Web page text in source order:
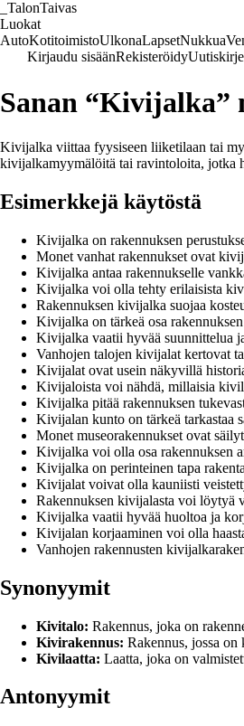
TalonTaivas
Luokat
AutoKotitoimistoUlkonaLapsetNukkua
Kirjaudu sisäänRekisteröidyUutiskirje
Sanan “Kivijalka”
Kivijalka viittaa fyysiseen liiketilaan tai
kivijalkamyymälöitä tai ravintoloita, jotka
Esimerkkejä käytöstä
Kivijalka on rakennuksen
Monet vanhat rakennukset ovat
Kivijalka antaa rakennukselle
Kivijalka voi olla tehty erilaisista
Rakennuksen kivijalka suojaa
Kivijalka on tärkeä osa
Kivijalka vaatii hyvää suunnittelua
Vanhojen talojen kivijalat kertovat
Kivijalat ovat usein näkyvillä
Kivijaloista voi nähdä, millaisia
Kivijalka pitää rakennuksen
Kivijalan kunto on tärkeä tarkastaa
Monet museorakennukset ovat
Kivijalka voi olla osa rakennuksen
Kivijalka on perinteinen tapa
Kivijalat voivat olla kauniisti
Rakennuksen kivijalasta voi löytyä
Kivijalka vaatii hyvää huoltoa ja
Kivijalan korjaaminen voi olla
Vanhojen rakennusten
Synonyymit
Kivitalo: Rakennus, joka on
Kivirakennus: Rakennus, jossa on
Kivilaatta: Laatta, joka on
Antonyymit